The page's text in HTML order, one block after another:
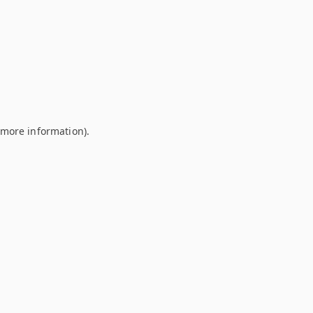
information).